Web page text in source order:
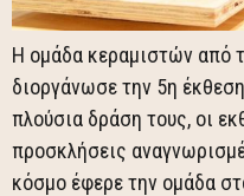
Η ομάδα κεραμιστών από
διοργάνωσε την 5η
πλούσια δράση τους, οι
προσκλήσεις
κόσμο έφερε την ομάδα